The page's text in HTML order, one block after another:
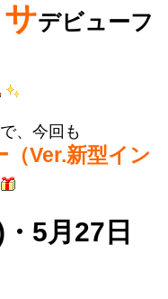
デビューフ
、今回も
Ver.新型イン
5月27日